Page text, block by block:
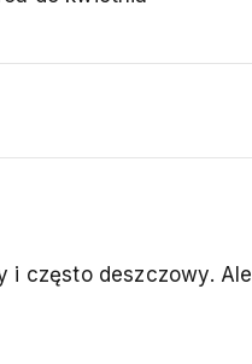
i często deszczowy. Ale